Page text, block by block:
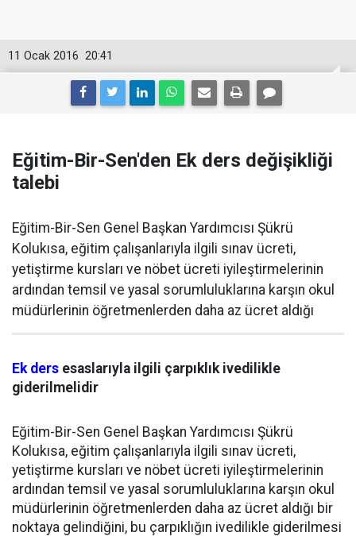
20:41
11 Ocak 2016
Eğitim-Bir-Sen'den Ek ders değişikliği
talebi
Eğitim-Bir-Sen Genel Başkan Yardımcısı Şükrü
Kolukısa, eğitim çalışanlarıyla ilgili sınav ücreti,
yetiştirme kursları ve nöbet ücreti iyileştirmelerinin
ardından temsil ve yasal sorumluluklarına karşın okul
müdürlerinin öğretmenlerden daha az ücret aldığı
Ek ders esaslarıyla ilgili çarpıklık ivedilikle
giderilmelidir
Eğitim-Bir-Sen Genel Başkan Yardımcısı Şükrü
Kolukısa, eğitim çalışanlarıyla ilgili sınav ücreti,
yetiştirme kursları ve nöbet ücreti iyileştirmelerinin
ardından temsil ve yasal sorumluluklarına karşın okul
müdürlerinin öğretmenlerden daha az ücret aldığı bir
noktaya gelindiğini, bu çarpıklığın ivedilikle giderilmesi